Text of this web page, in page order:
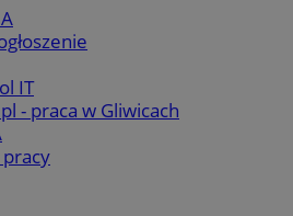
IT
- praca w Gliwicach